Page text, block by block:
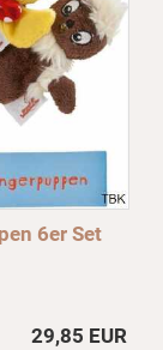
6er Set
29,85 EUR